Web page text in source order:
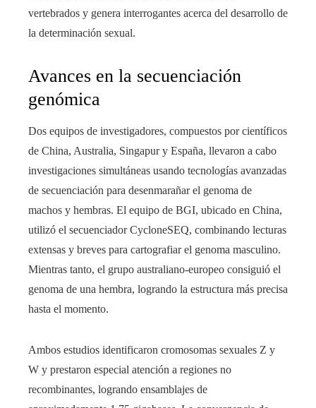
vertebrados y genera interrogantes acerca del desarrollo de
la determinación sexual.
Avances en la secuenciación
genómica
Dos equipos de investigadores, compuestos por científicos
de China, Australia, Singapur y España, llevaron a cabo
investigaciones simultáneas usando tecnologías avanzadas
de secuenciación para desenmarañar el genoma de
machos y hembras. El equipo de BGI, ubicado en China,
utilizó el secuenciador CycloneSEQ, combinando lecturas
extensas y breves para cartografiar el genoma masculino.
Mientras tanto, el grupo australiano-europeo consiguió el
genoma de una hembra, logrando la estructura más precisa
hasta el momento.
Ambos estudios identificaron cromosomas sexuales Z y
W y prestaron especial atención a regiones no
recombinantes, logrando ensamblajes de